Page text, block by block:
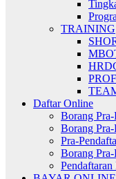
TRAINING
Daftar Online
Borang
Borang
Pra-
Borang